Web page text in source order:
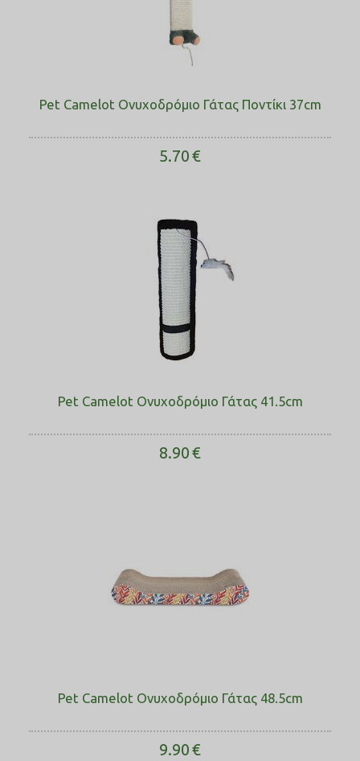
Pet Camelot Ονυχοδρόμιο Γάτας Ποντίκι ​37cm
5.70€
Pet Camelot Ονυχοδρόμιο Γάτας 41.5cm
8.90€
Pet Camelot Ονυχοδρόμιο Γάτας 48.5cm
9.90€